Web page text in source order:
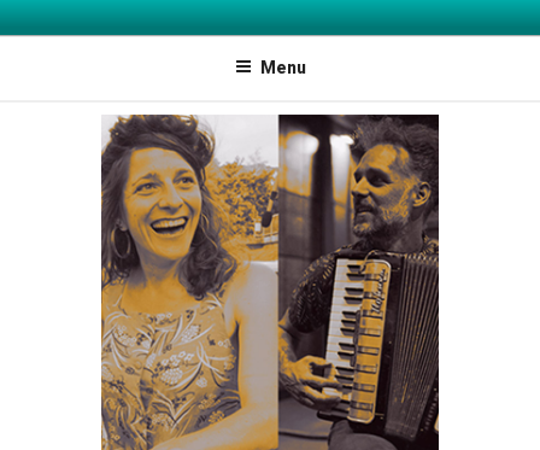
INFOJEUNES ARIÈGE ET AGGLO
FOIX-VARILHES
Explorer les possibles
Menu